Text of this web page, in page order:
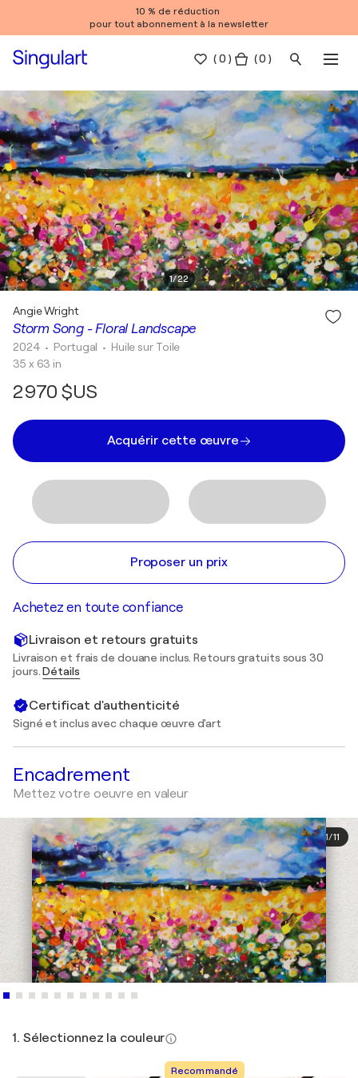
10 % de réduction
pour tout abonnement à la newsletter
(0 ) ( 0 )
1/22
Storm Song - Floral Landscape
Angie Wright
2024 • Portugal • Huile sur Toile
35 x 63 in
2 970 $US
Acquérir cette œuvre
Proposer un prix
Achetez en toute confiance
Livraison et retours gratuits
Livraison et frais de douane inclus. Retours gratuits sous 30
jours.Détails
Certificat d'authenticité
Signé et inclus avec chaque œuvre d'art
Encadrement
Mettez votre oeuvre en valeur
1/11
1. Sélectionnez la couleur
Recommandé